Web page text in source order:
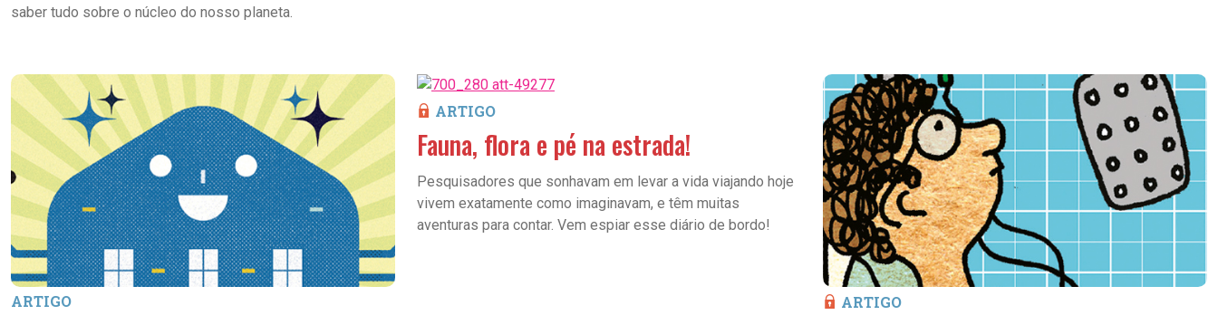
saber tudo sobre o núcleo do nosso planeta.
ARTIGO
ARTIGO
Fauna, flora e pé na estrada!
Pesquisadores que sonhavam em levar a vida viajando hoje
vivem exatamente como imaginavam, e têm muitas
aventuras para contar. Vem espiar esse diário de bordo!
ARTIGO